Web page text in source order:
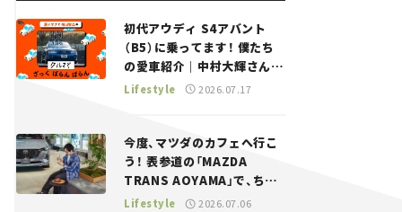
初代アウディ S4アバント
（B5）に乗ってます！ 僕たち
の愛車紹介｜中村大輝さん
——瀬イオナと嶋田智之の
Lifestyle 2026.07.17
今度、マツダのカフェへ行こ
う！ 表参道の「MAZDA
TRANS AOYAMA」で、ちょ
っとひと息。——連載｜CCG
Lifestyle 2026.07.06